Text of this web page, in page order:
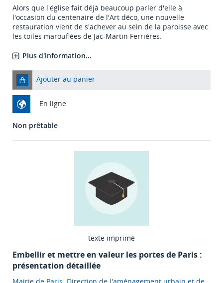
Alors que l'église fait déjà beaucoup parler d'elle à
l'occasion du centenaire de l'Art déco, une nouvelle
restauration vient de s'achever au sein de la paroisse avec
les toiles marouflées de Jac-Martin Ferrières.
Plus d'information...
Ajouter au panier
En ligne
Non prêtable
texte imprimé
Embellir et mettre en valeur les portes de Paris :
présentation détaillée